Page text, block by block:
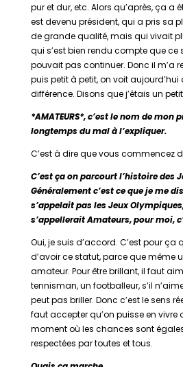
pur et dur, etc. Alors qu’après, ça a
est devenu président, qui a pris sa
de grande qualité, mais qui vivait
qui s’est bien rendu compte que ce
pouvait pas continuer. Donc il m’a
puis petit à petit, on voit aujourd’hui
différence. Disons que j’étais un
*AMATEURS*, c’est le nom de mon
longtemps du mal à l’expliquer.
C’est à dire que vous commencez
C’est ça on parcourt l’histoire des
Généralement c’est ce que je me
s’appelait pas les Jeux
s’appellerait Amateurs, pour moi,
Oui, je suis d’accord. C’est pour ça
d’avoir ce statut, parce que même
amateur. Pour être brillant, il faut
tennisman, un footballeur, s’il
peut pas briller. Donc c’est le sens
faut accepter qu’on puisse en vivre
moment où les chances sont
respectées par toutes et tous.